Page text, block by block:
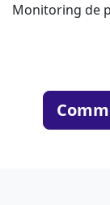
Monitoring de